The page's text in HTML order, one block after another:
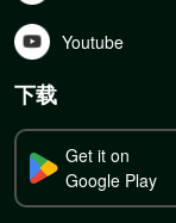
Youtube
下载
Get it on
Google Play